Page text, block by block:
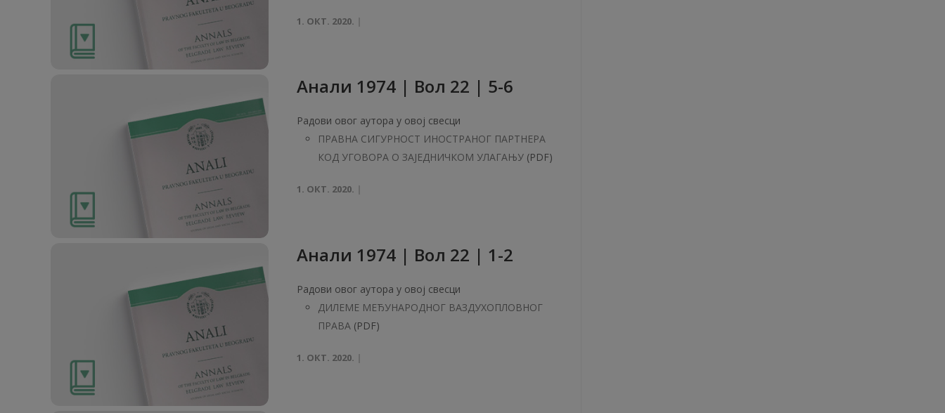
1. ОКТ. 2020.
Анaли 1974 | Вол 22 | 5-6
Радови овог аутора у овој свесци
ПРАВНА СИГУРНОСТ ИНОСТРАНОГ ПАРТНЕРА
КОД УГОВОРА О ЗАЈЕДНИЧКОМ УЛАГАЊУ (PDF)
1. ОКТ. 2020.
Анaли 1974 | Вол 22 | 1-2
Радови овог аутора у овој свесци
ДИЛЕМЕ МЕЂУНАРОДНОГ ВАЗДУХОПЛОВНОГ
ПРАВА (PDF)
1. ОКТ. 2020.